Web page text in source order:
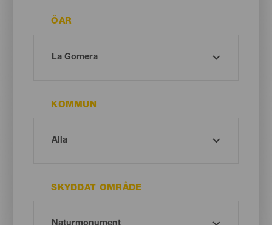
ÖAR
KOMMUN
SKYDDAT OMRÅDE